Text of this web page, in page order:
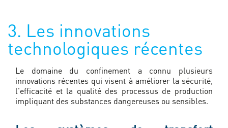
3. Les innovations
technologiques récentes
Le domaine du confinement a connu plusieurs
innovations récentes qui visent à améliorer la sécurité,
l'efficacité et la qualité des processus de production
impliquant des substances dangereuses ou sensibles.